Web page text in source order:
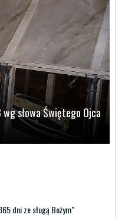
słowa Świętego Ojca
dni ze sługą Bożym"